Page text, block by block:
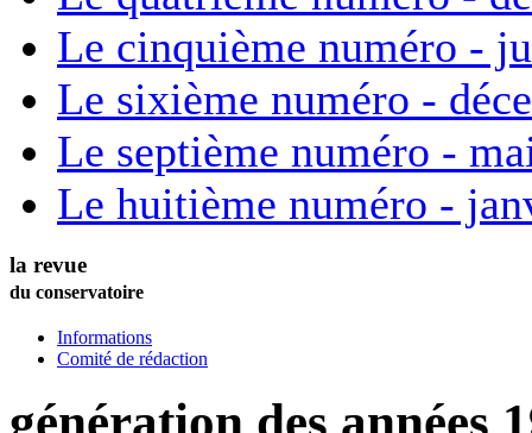
Le cinquième numéro -
Le sixième numéro -
Le septième numéro -
Le huitième numéro -
la revue
du conservatoire
Informations
Comité de rédaction